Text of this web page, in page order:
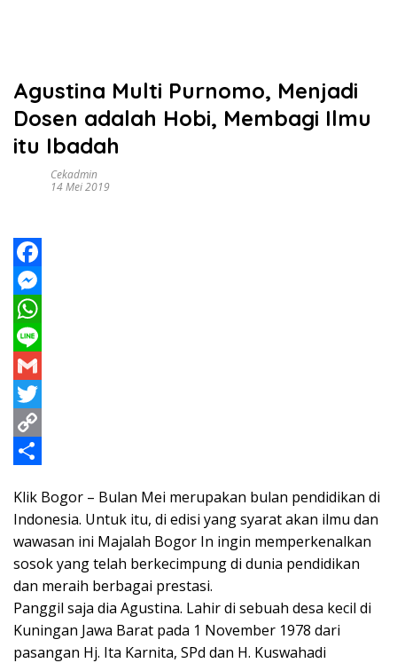
Agustina Multi Purnomo, Menjadi
Dosen adalah Hobi, Membagi Ilmu
itu Ibadah
Cekadmin
14 Mei 2019
F
a
c
e
b
o
o
M
e
s
s
e
n
e
r
W
h
a
t
s
p
p
L
n
e
G
m
a
l
T
w
t
t
e
r
C
p
y
L
i
n
k
h
a
r
e
Klik Bogor – Bulan Mei merupakan bulan pendidikan di
Indonesia. Untuk itu, di edisi yang syarat akan ilmu dan
wawasan ini Majalah Bogor In ingin memperkenalkan
sosok yang telah berkecimpung di dunia pendidikan
dan meraih berbagai prestasi.
Panggil saja dia Agustina. Lahir di sebuah desa kecil di
Kuningan Jawa Barat pada 1 November 1978 dari
pasangan Hj. Ita Karnita, SPd dan H. Kuswahadi